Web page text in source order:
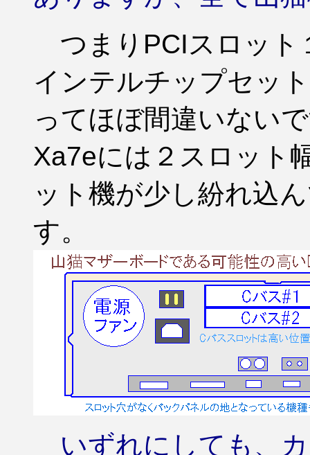
つまりPCIスロッ
インテルチップセッ
ってほぼ間違いない
Xa7eには２スロット
ット機が少し紛れ込
す。
いずれにしても、